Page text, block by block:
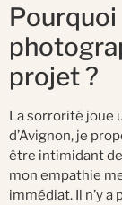
projet ?
La sorrorité joue
d’Avignon, je
être intimidant
mon empathie
immédiat. Il n’y a